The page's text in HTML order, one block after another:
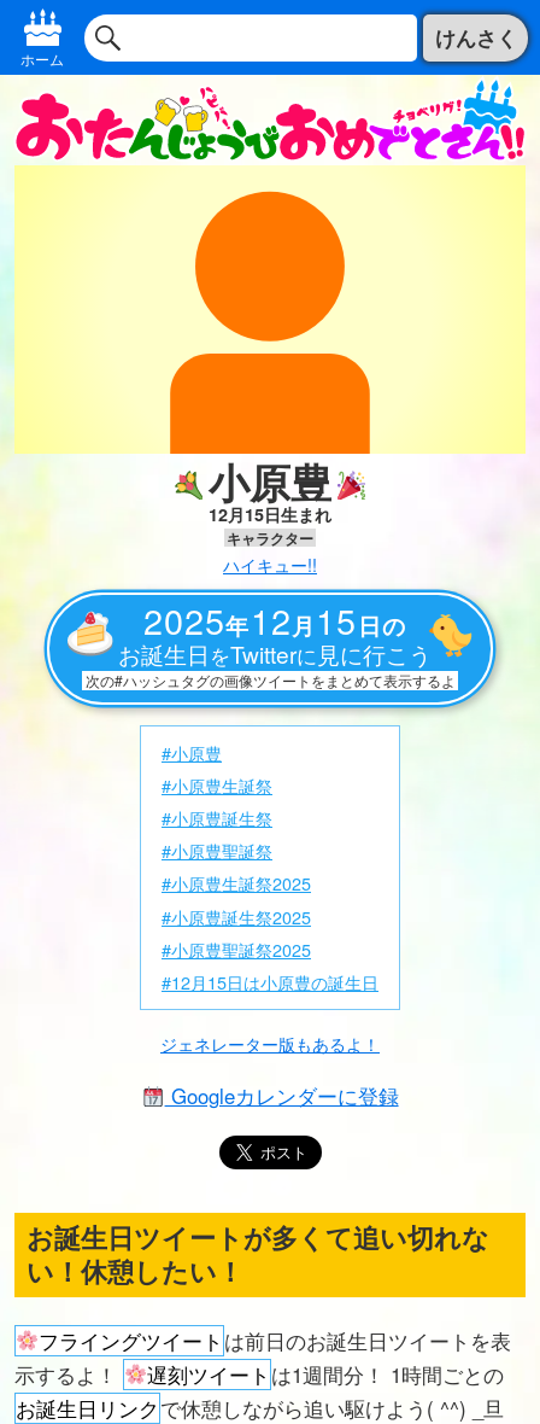
ホーム
けんさく
小原豊
12月15日生まれ
キャラクター
ハイキュー!!
2025年12月 15 日の
お誕生日 をTwitterに 見に行こう
次の#ハッシュタグの画像ツイートをまとめて表示するよ
#小原豊
#小原豊生誕祭
#小原豊誕生祭
#小原豊聖誕祭
#小原豊生誕祭2025
#小原豊誕生祭2025
#小原豊聖誕祭2025
#12月15日は小原豊の誕生日
ジェネレーター版もあるよ！
Googleカレンダーに登録
お誕生日ツイートが多くて追い切れな
い！休憩したい！
フライングツイート は前日のお誕生日ツイートを表
示するよ！
遅刻ツイート は1週間分！ 1時間ごとの
お誕生日リンク で休憩しながら追い駆けよう( ^^) _旦